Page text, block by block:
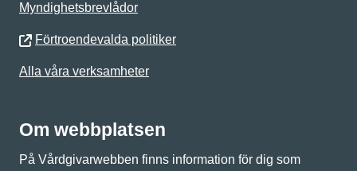
Myndighetsbrevlådor
Förtroendevalda politiker
Alla våra verksamheter
Om webbplatsen
På Vårdgivarwebben finns information för dig som